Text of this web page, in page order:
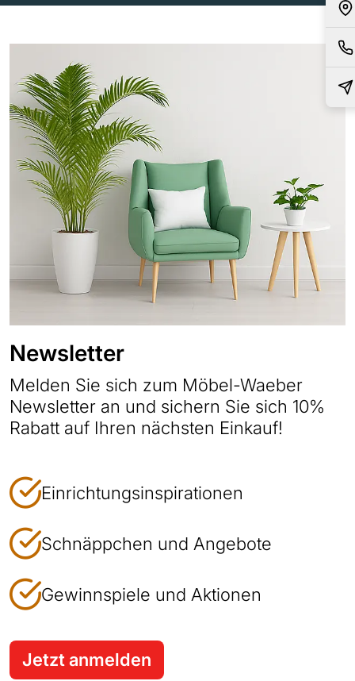
Newsletter
Melden Sie sich zum Möbel-Waeber
Newsletter an und sichern Sie sich 10%
Rabatt auf Ihren nächsten Einkauf!
Einrichtungsinspirationen
Schnäppchen und Angebote
Gewinnspiele und Aktionen
Jetzt anmelden